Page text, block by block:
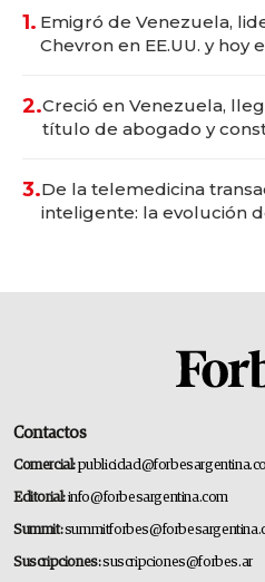
1. Emigró de Venezuela,
Chevron en EE.UU. y hoy
2.Creció en Venezuela,
título de abogado y
3.De la telemedicina
inteligente: la evolución
Contactos
Comercial:
Editorial:info@forbesargentina.com
Summit:
Suscripciones:suscripciones@forbes.ar